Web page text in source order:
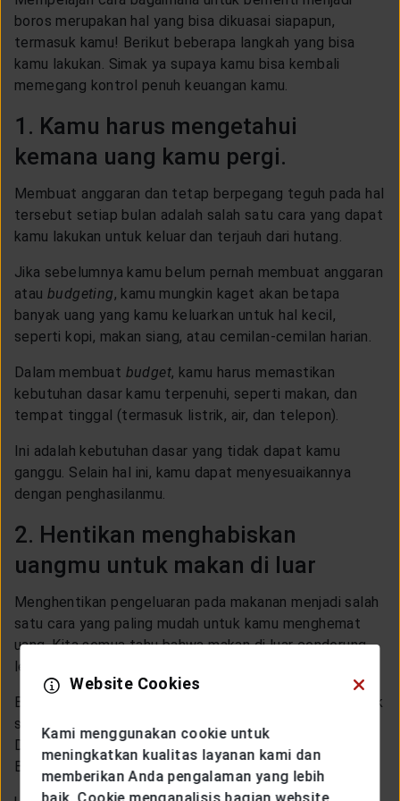
boros merupakan hal yang bisa dikuasai siapapun,
termasuk kamu! Berikut beberapa langkah yang bisa
kamu lakukan. Simak ya supaya kamu bisa kembali
memegang kontrol penuh keuangan kamu.
1. Kamu harus mengetahui
kemana uang kamu pergi.
Membuat anggaran dan tetap berpegang teguh pada hal
tersebut setiap bulan adalah salah satu cara yang dapat
kamu lakukan untuk keluar dan terjauh dari hutang.
Jika sebelumnya kamu belum pernah membuat anggaran
atau budgeting, kamu mungkin kaget akan betapa
banyak uang yang kamu keluarkan untuk hal kecil,
seperti kopi, makan siang, atau cemilan-cemilan harian.
Dalam membuat budget, kamu harus memastikan
kebutuhan dasar kamu terpenuhi, seperti makan, dan
tempat tinggal (termasuk listrik, air, dan telepon).
Ini adalah kebutuhan dasar yang tidak dapat kamu
ganggu. Selain hal ini, kamu dapat menyesuaikannya
dengan penghasilanmu.
2. Hentikan menghabiskan
uangmu untuk makan di luar
Menghentikan pengeluaran pada makanan menjadi salah
satu cara yang paling mudah untuk kamu menghemat
uang. Kita semua tahu bahwa makan di luar cenderung
lebih mahal dibanding kita masak di rumah sendiri.
Bayangkan, jika misalnya kamu memerlukan 25 ribu untuk
satu kali makan dan kamu bisa makan 3 kali sehari.
Dalam satu minggu, kamu sudah menghabiskan 525 ribu.
Banyak, kan?
Website Cookies
Kami menggunakan cookie untuk
meningkatkan kualitas layanan kami dan
memberikan Anda pengalaman yang lebih
baik. Cookie menganalisis bagian website